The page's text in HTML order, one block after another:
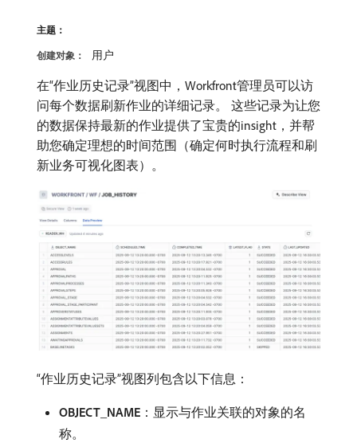
主题：
创建对象： 用户
在“作业历史记录”视图中，Workfront管理员可以访
问每个数据刷新作业的详细记录。 这些记录为让您
的数据保持最新的作业提供了宝贵的insight，并帮
助您确定理想的时间范围（确定何时执行流程和刷
新业务可视化图表）。
“作业历史记录”视图列包含以下信息：
OBJECT_NAME ：显示与作业关联的对象的名
称。